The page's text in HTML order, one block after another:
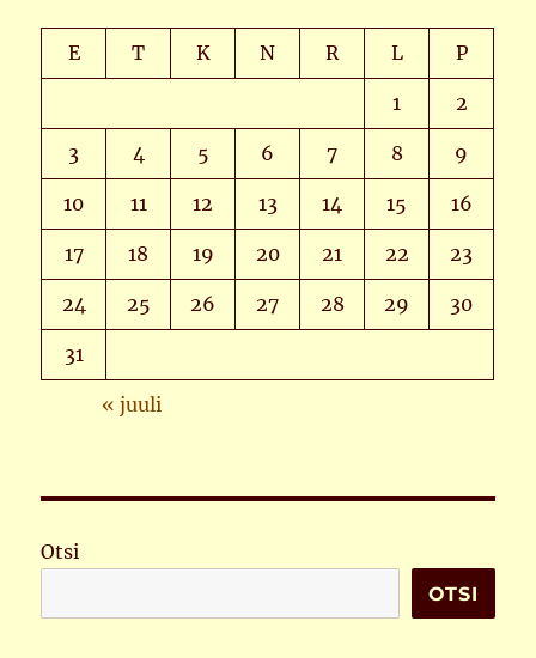
E T K N R L P
1 2
3 4 5 6 7 8 9
10 11 12 13 14 15 16
17 18 19 20 21 22 23
24 25 26 27 28 29 30
31
« juuli
Otsi
OTSI